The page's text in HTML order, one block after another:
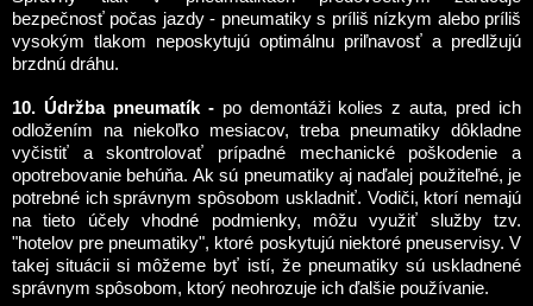
bezpečnosť počas jazdy - pneumatiky s príliš nízkym alebo príliš
vysokým tlakom neposkytujú optimálnu priľnavosť a predlžujú
brzdnú dráhu.
10. Údržba pneumatík - po demontáži kolies z auta, pred ich
odložením na niekoľko mesiacov, treba pneumatiky dôkladne
vyčistiť a skontrolovať prípadné mechanické poškodenie a
opotrebovanie behúňa. Ak sú pneumatiky aj naďalej použiteľné, je
potrebné ich správnym spôsobom uskladniť. Vodiči, ktorí nemajú
na tieto účely vhodné podmienky, môžu využiť služby tzv.
"hotelov pre pneumatiky", ktoré poskytujú niektoré pneuservisy. V
takej situácii si môžeme byť istí, že pneumatiky sú uskladnené
správnym spôsobom, ktorý neohrozuje ich ďalšie používanie.